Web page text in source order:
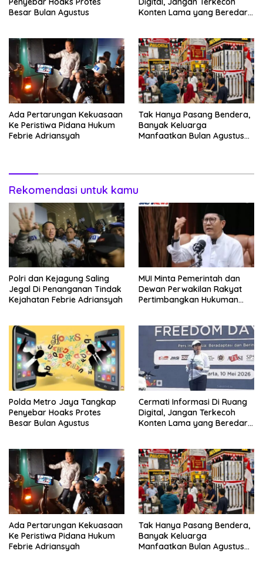
Besar Bulan Agustus
Konten Lama yang Beredar
Ada Pertarungan Kekuasaan
Ke Peristiwa Pidana Hukum
Febrie Adriansyah
Tak Hanya Pasang Bendera,
Banyak Keluarga
Manfaatkan Bulan Agustus
Rekomendasi untuk kamu
Polri dan Kejagung Saling
Jegal Di Penanganan Tindak
Kejahatan Febrie Adriansyah
MUI Minta Pemerintah dan
Dewan Perwakilan Rakyat
Pertimbangkan Hukuman
Polda Metro Jaya Tangkap
Penyebar Hoaks Protes
Besar Bulan Agustus
Cermati Informasi Di Ruang
Digital, Jangan Terkecoh
Konten Lama yang Beredar
Ada Pertarungan Kekuasaan
Ke Peristiwa Pidana Hukum
Febrie Adriansyah
Tak Hanya Pasang Bendera,
Banyak Keluarga
Manfaatkan Bulan Agustus